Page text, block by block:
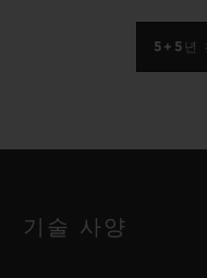
5+5년
기술 사양